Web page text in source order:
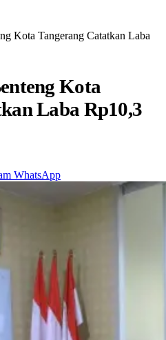
Kota Tangerang Catatkan Laba
Kota
Laba Rp10,3
WhatsApp